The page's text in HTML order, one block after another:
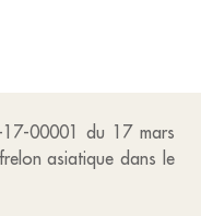
00001 du 17 mars
asiatique dans le